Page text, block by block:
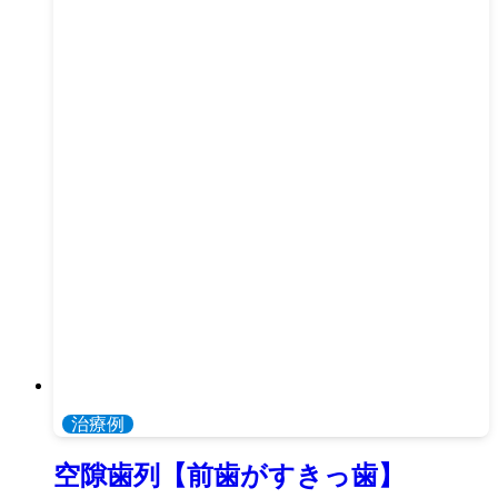
治療例
空隙歯列【前歯がすきっ歯】